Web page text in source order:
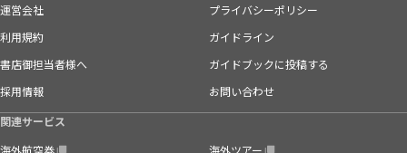
運営会社
プライバシーポリシー
利用規約
ガイドライン
書店御担当者様へ
ガイドブックに投稿する
採用情報
お問い合わせ
関連サービス
海外航空券
海外ツアー